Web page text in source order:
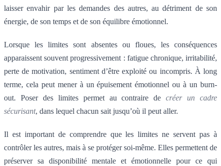
laisser envahir par les demandes des autres, au détriment de son
énergie, de son temps et de son équilibre émotionnel.
Lorsque les limites sont absentes ou floues, les conséquences
apparaissent souvent progressivement : fatigue chronique, irritabilité,
perte de motivation, sentiment d’être exploité ou incompris. À long
terme, cela peut mener à un épuisement émotionnel ou à un burn-
out. Poser des limites permet au contraire decréer un cadre
sécurisant, dans lequel chacun sait jusqu’où il peut aller.
Il est important de comprendre que les limites ne servent pas à
contrôler les autres, mais à se protéger soi-même. Elles permettent de
préserver sa disponibilité mentale et émotionnelle pour ce qui